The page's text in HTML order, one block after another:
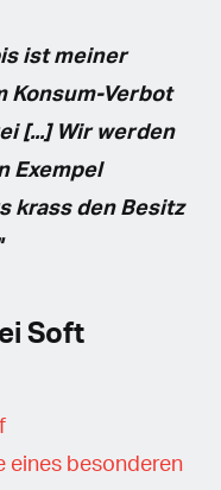
ist meiner
Konsum-Verbot
[...] Wir werden
Exempel
krass den Besitz
Soft
eines besonderen